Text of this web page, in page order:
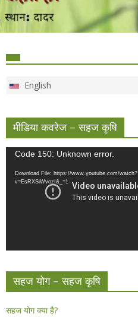
English
मीडिया कवरेज – सहज कृषि
Video
Code 150: Unknown error.
Download File: https://www.youtube.com/watch?
v=EsRXSiWvozI&_=1
सहज योग – सहज कृषि
सहज योग क्या है?